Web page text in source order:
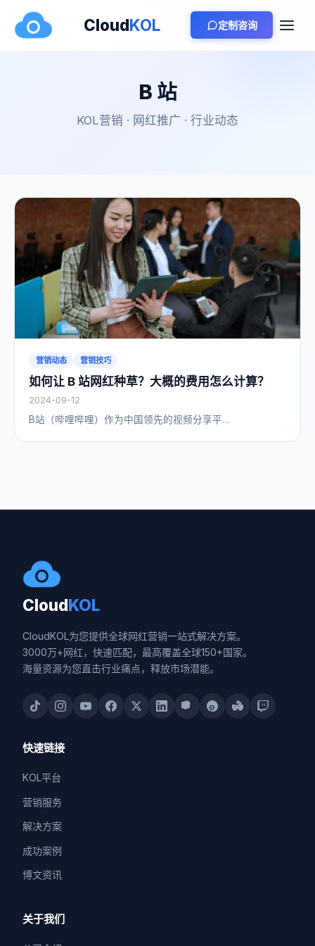
CloudKOL 定制咨询
B 站
KOL营销 · 网红推广 · 行业动态
营销动态 营销技巧
如何让 B 站网红种草？大概的费用怎么计算？
2024-09-12
B站（哔哩哔哩）作为中国领先的视频分享平…
CloudKOL
CloudKOL为您提供全球网红营销一站式解决方案。
3000万+网红，快速匹配，最高覆盖全球150+国家。
海量资源为您直击行业痛点，释放市场潜能。
快速链接
KOL平台
营销服务
解决方案
成功案例
博文资讯
关于我们